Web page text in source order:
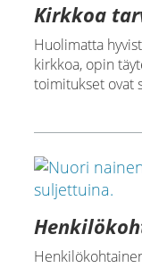
Kirkkoa
Huolimatta
kirkkoa, opin
toimitukset ovat